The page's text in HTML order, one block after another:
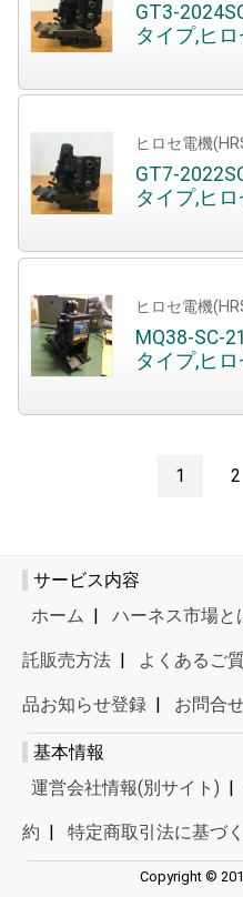
GT3-
タイプ,ヒロ
ヒロセ電機
GT7-
タイプ,ヒロ
ヒロセ電機
MQ38-SC-
タイプ,ヒ
1 2
サービス内容
ホーム | ハーネス市場と
託販売方法 | よくあるご
品お知らせ登録 | お問合
基本情報
運営会社情報(別サイト) |
約 | 特定商取引法に基づ
Copyright ©